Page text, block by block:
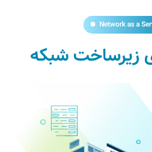
زیرساخت شبکه